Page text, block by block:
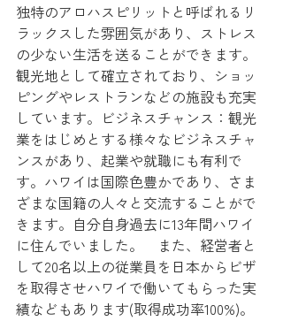
独特のアロハスピリットと呼ばれるリ
ラックスした雰囲気があり、ストレス
の少ない生活を送ることができます。
観光地として確立されており、ショッ
ピングやレストランなどの施設も充実
しています。ビジネスチャンス：観光
業をはじめとする様々なビジネスチャ
ンスがあり、起業や就職にも有利で
す。ハワイは国際色豊かであり、さま
ざまな国籍の人々と交流することがで
きます。自分自身過去に13年間ハワイ
に住んでいました。　また、経営者と
して20名以上の従業員を日本からビザ
を取得させハワイで働いてもらった実
績などもあります(取得成功率100%)。